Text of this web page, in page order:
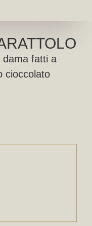
dama fatti a
cioccolato